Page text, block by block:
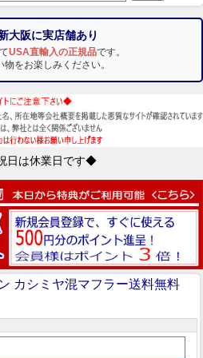
大阪に実店舗あり
USA直輸入の正規品です。
をお楽しみください。
日は休業日です◆
カシミヤ混マフラー送料無料